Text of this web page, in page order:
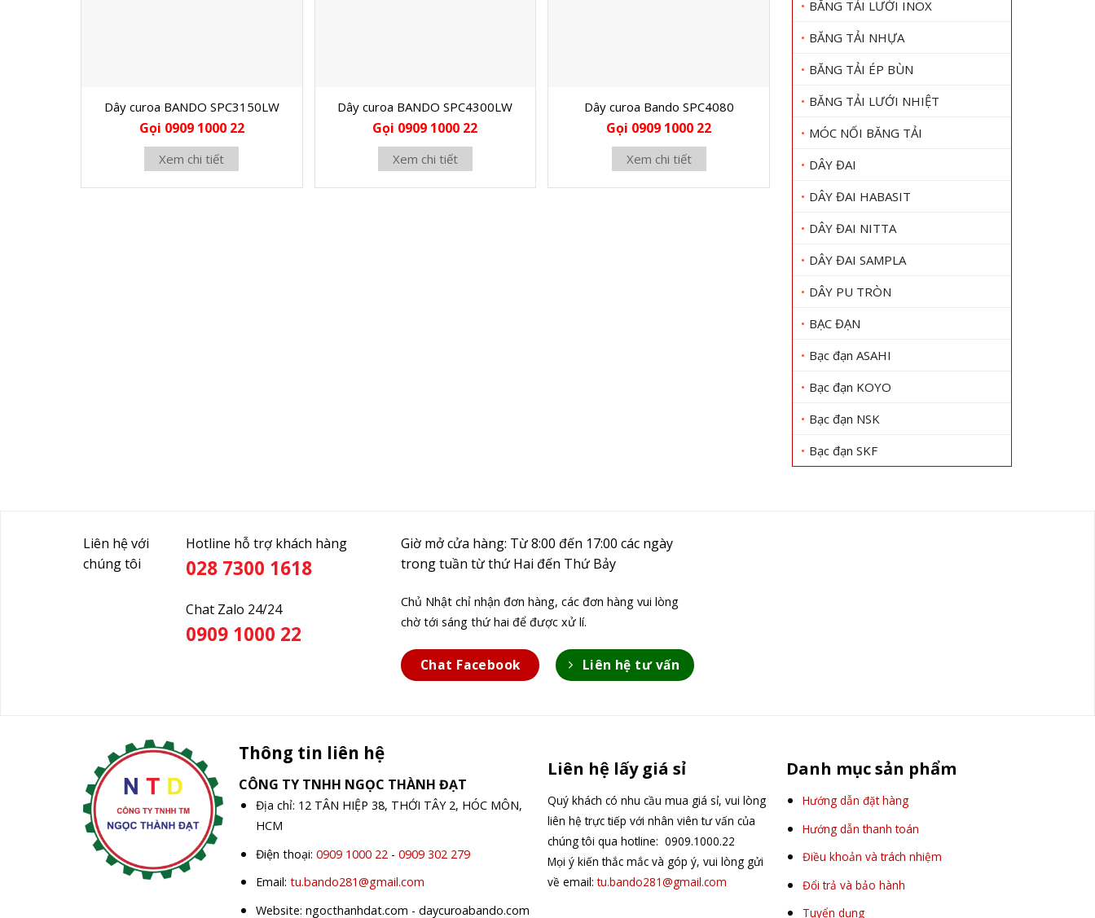
BĂNG TẢI LƯỚI INOX
BĂNG TẢI NHỰA
BĂNG TẢI ÉP BÙN
BĂNG TẢI LƯỚI NHIỆT
MÓC NỐI BĂNG TẢI
DÂY ĐAI
DÂY ĐAI HABASIT
DÂY ĐAI NITTA
DÂY ĐAI SAMPLA
DÂY PU TRÒN
BẠC ĐẠN
Bạc đạn ASAHI
Bạc đạn KOYO
Bạc đạn NSK
Bạc đạn SKF
Dây curoa BANDO SPC3150LW
Gọi 0909 1000 22
Xem chi tiết
Dây curoa BANDO SPC4300LW
Gọi 0909 1000 22
Xem chi tiết
Dây curoa Bando SPC4080
Gọi 0909 1000 22
Xem chi tiết
DÂY CUROA BANDO SPC 4600
Gọi 0909 1000 22
Liên hệ với
chúng tôi
Hotline hỗ trợ khách hàng
028 7300 1618
Chat Zalo 24/24
0909 1000 22
Giờ mở cửa hàng: Từ 8:00 đến 17:00 các ngày
trong tuần từ thứ Hai đến Thứ Bảy
Chủ Nhật chỉ nhận đơn hàng, các đơn hàng vui lòng
chờ tới sáng thứ hai để được xử lí.
Chat Facebook Liên hệ tư vấn
Thông tin liên hệ
CÔNG TY TNHH NGỌC THÀNH ĐẠT
Địa chỉ: 12 TÂN HIỆP 38, THỚI TÂY 2, HÓC MÔN,
HCM
Điện thoại:0909 1000 22 -0909 302 279
Email:tu.bando281@gmail.com
Website: ngocthanhdat.com - daycuroabando.com
Liên hệ lấy giá sỉ
Quý khách có nhu cầu mua giá sỉ, vui lòng
liên hệ trực tiếp với nhân viên tư vấn của
chúng tôi qua hotline: 0909.1000.22
Mọi ý kiến thắc mắc và góp ý, vui lòng gửi
về email:tu.bando281@gmail.com
Danh mục sản phẩm
Hướng dẫn đặt hàng
Hướng dẫn thanh toán
Điều khoản và trách nhiệm
Đổi trả và bảo hành
Tuyển dụng